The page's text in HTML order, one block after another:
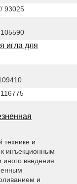
93025
игла для
технике и
инъекционным
введения
и